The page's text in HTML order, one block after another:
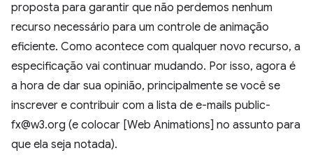
proposta para garantir que não perdemos nenhum
recurso necessário para um controle de animação
eficiente. Como acontece com qualquer novo recurso, a
especificação vai continuar mudando. Por isso, agora é
a hora de dar sua opinião, principalmente se você se
inscrever e contribuir com a lista de e-mails public-
fx@w3.org (e colocar [Web Animations] no assunto para
que ela seja notada).